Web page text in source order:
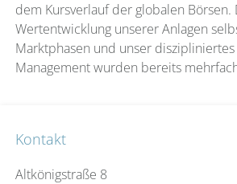
dem Kursverlauf der globalen Börsen.
Wertentwicklung unserer Anlagen
Marktphasen und unser diszipliniertes
Management wurden bereits
Kontakt
Altkönigstraße 8